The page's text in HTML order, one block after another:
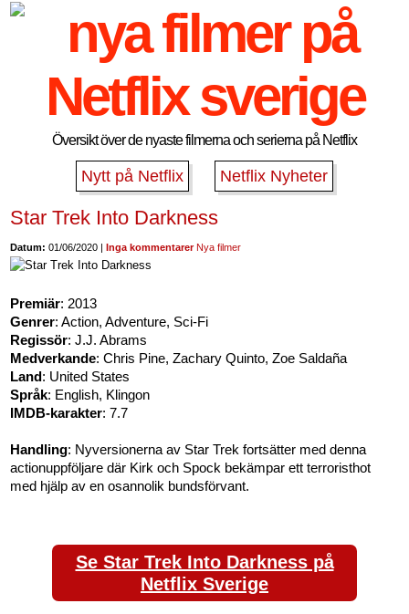
Översikt över de nyaste filmerna och serierna på Netflix
Nytt på Netflix Netflix Nyheter
Star Trek Into Darkness
Datum: 01/06/2020 |Inga kommentarer Nya filmer
Premiär: 2013
Genrer: Action, Adventure, Sci-Fi
Regissör: J.J. Abrams
Medverkande: Chris Pine, Zachary Quinto, Zoe Saldaña
Land: United States
Språk: English, Klingon
IMDB-karakter: 7.7
Handling: Nyversionerna av Star Trek fortsätter med denna
actionuppföljare där Kirk och Spock bekämpar ett terroristhot
med hjälp av en osannolik bundsförvant.
Se Star Trek Into Darkness på
Netflix Sverige